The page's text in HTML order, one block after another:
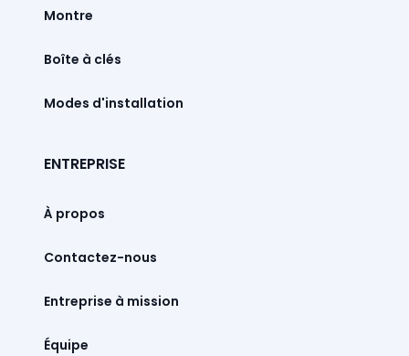
Montre
Boîte à clés
Modes d'installation
ENTREPRISE
À propos
Contactez-nous
Entreprise à mission
Équipe